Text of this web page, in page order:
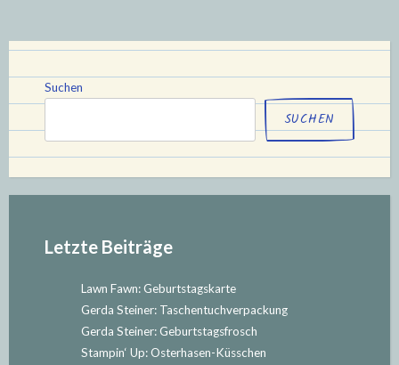
7“
Suchen
SUCHEN
Letzte Beiträge
Lawn Fawn: Geburtstagskarte
Gerda Steiner: Taschentuchverpackung
Gerda Steiner: Geburtstagsfrosch
Stampin‘ Up: Osterhasen-Küsschen